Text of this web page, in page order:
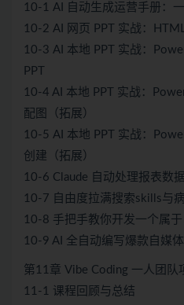
10-1 AI 自动生成运营手册：
10-2 AI 网页 PPT 实战：
10-3 AI 本地 PPT 实战：
PPT
10-4 AI 本地 PPT 实战：
配图（拓展）
10-5 AI 本地 PPT 实战：
创建（拓展）
10-6 Claude 自动处理报表数
10-7 自由度拉满搜索skills与
10-8 手把手教你开发一个属
10-9 AI 全自动编写爆款自媒
第11章 Vibe Coding 一人团队
11-1 课程回顾与总结